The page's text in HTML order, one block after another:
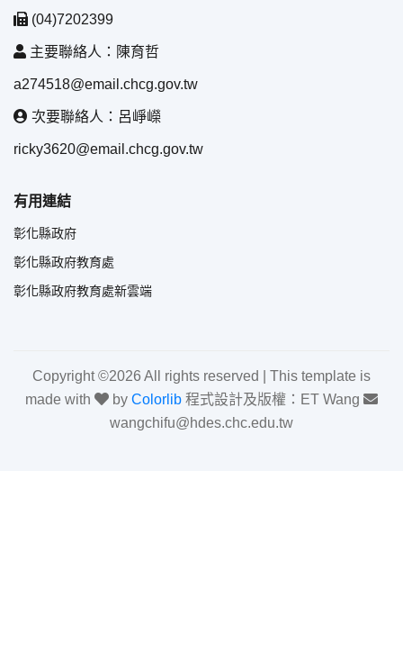
(04)7202399
主要聯絡人：陳育哲
a274518@email.chcg.gov.tw
次要聯絡人：呂崢嶸
ricky3620@email.chcg.gov.tw
有用連結
彰化縣政府
彰化縣政府教育處
彰化縣政府教育處新雲端
Copyright ©2026 All rights reserved | This template is
made with
by Colorlib 程式設計及版權：ET Wang
wangchifu@hdes.chc.edu.tw